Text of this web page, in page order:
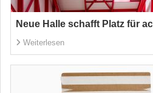
Neue Halle schafft Platz für
Weiterlesen